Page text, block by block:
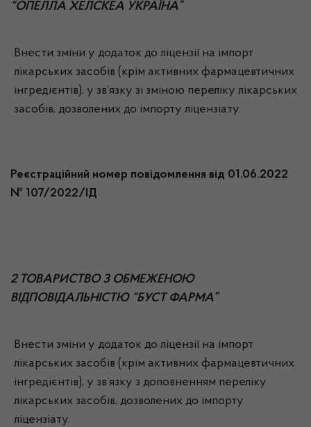
“ОПЕЛЛА ХЕЛСКЕА УКРАЇНА”
Внести зміни у додаток до ліцензії на імпорт
лікарських засобів (крім активних фармацевтичних
інгредієнтів), у зв’язку зі зміною переліку лікарських
засобів, дозволених до імпорту ліцензіату.
Реєстраційний номер повідомлення від 01.06.2022
№ 107/2022/ІД
2 ТОВАРИСТВО З ОБМЕЖЕНОЮ
ВІДПОВІДАЛЬНІСТЮ “БУСТ ФАРМА”
Внести зміни у додаток до ліцензії на імпорт
лікарських засобів (крім активних фармацевтичних
інгредієнтів), у зв’язку з доповненням переліку
лікарських засобів, дозволених до імпорту
ліцензіату.